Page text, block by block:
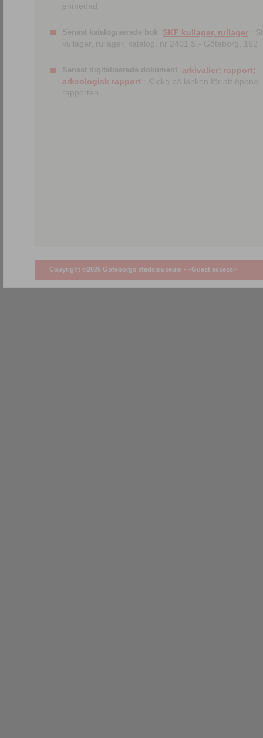
enmedad
Senast katalogiserade bok SKF kullager, rullager ;
kullager, rullager, katalog. nr 2401 S.- Göteborg, 162
Senast digitaliserade dokument arkivalier; rapport;
arkeologisk rapport ; Klicka på länken för att öppna
rapporten
Copyright ©2026 Göteborgs stadsmuseum • <Guest access>